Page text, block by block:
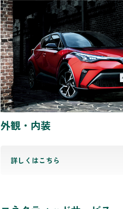
外観・内装
詳しくはこちら